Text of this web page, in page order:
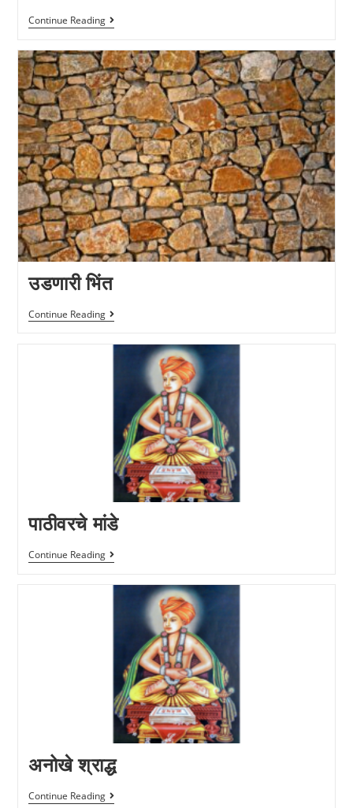
Continue Reading
उडणारी भिंत
Continue Reading
पाठीवरचे मांडे
Continue Reading
अनोखे श्राद्ध
Continue Reading